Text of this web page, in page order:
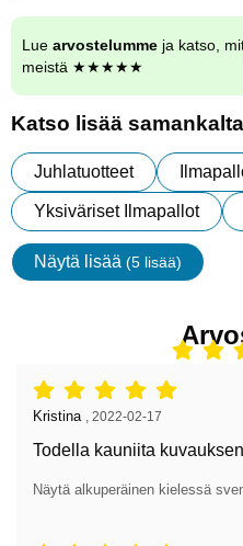
Lue arvostelumme ja katso,
meistä ★★★★★
Katso lisää
Juhlatuotteet
Yksiväriset Ilmapallot
Näytä lisää (5 lisää)
ominaisuudet
Arvostelu: 5 tähdet / 5,
Arvostelun kirjoittaja:
Kristina 2022-02-17
Todella kauniita
Näytä alkuperäinen kielessä